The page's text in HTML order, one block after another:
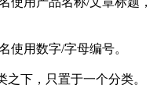
使用数字/字母编号。
下，只置于一个分类。